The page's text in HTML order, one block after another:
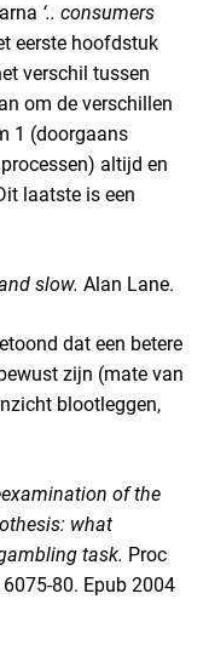
‘.. consumers
eerste hoofdstuk
verschil tussen
om de verschillen
1 (doorgaans
altijd en
laatste is een
slow. Alan Lane.
dat een betere
zijn (mate van
blootleggen,
of the
what
task. Proc
80. Epub 2004